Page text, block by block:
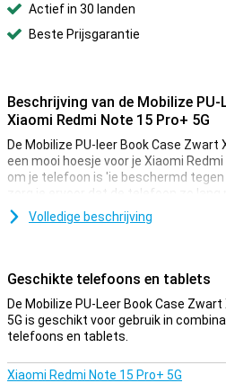
Actief in 30 landen
Beste Prijsgarantie
Beschrijving van de Mobilize
Xiaomi Redmi Note 15 Pro+ 5G
De Mobilize PU-leer Book Case Zwart
een mooi hoesje voor je Xiaomi
om je telefoon is 'ie beschermd
zorg je ervoor dat de telefoon zo
Book cases komen in allerlei soorten
Diervriendelijk hoesje
Dit hoesje is perfect voor jou als je
hoesje dat ook nog eens
dierlijke materialen.
Volledige beschrijving
Geschikte telefoons en tablets
De Mobilize PU-Leer Book Case
5G is geschikt voor gebruik in
telefoons en tablets.
Xiaomi Redmi Note 15 Pro+ 5G